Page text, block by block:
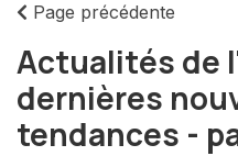
Page précédente
Actualités de
dernières
tendances -